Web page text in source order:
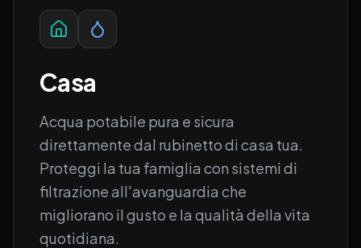
Casa
Acqua potabile pura e sicura
direttamente dal rubinetto di casa tua.
Proteggi la tua famiglia con sistemi di
filtrazione all'avanguardia che
migliorano il gusto e la qualità della vita
quotidiana.